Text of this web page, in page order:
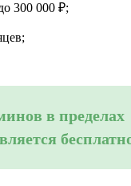
300 000 ₽;
в пределах